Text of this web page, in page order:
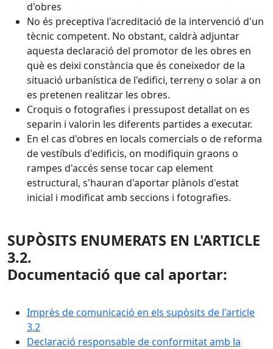
d'obres
No és preceptiva l'acreditació de la intervenció d'un
tècnic competent. No obstant, caldrà adjuntar
aquesta declaració del promotor de les obres en
què es deixi constància que és coneixedor de la
situació urbanística de l'edifici, terreny o solar a on
es pretenen realitzar les obres.
Croquis o fotografies i pressupost detallat on es
separin i valorin les diferents partides a executar.
En el cas d'obres en locals comercials o de reforma
de vestíbuls d'edificis, on modifiquin graons o
rampes d'accés sense tocar cap element
estructural, s'hauran d'aportar plànols d'estat
inicial i modificat amb seccions i fotografies.
SUPÒSITS ENUMERATS EN L'ARTICLE
3.2.
Documentació que cal aportar:
Imprès de comunicació en els supòsits de l'article
3.2
Declaració responsable de conformitat amb la